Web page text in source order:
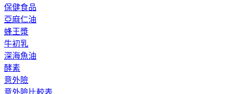
保健食品
亞麻仁油
蜂王漿
牛初乳
深海魚油
酵素
意外險
意外險比較表